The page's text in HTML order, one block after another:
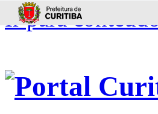
Ir para conteúdo